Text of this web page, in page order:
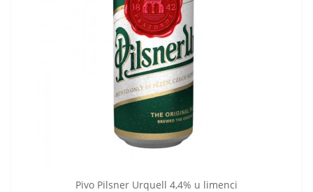
Pivo Pilsner Urquell 4,4% u limenci